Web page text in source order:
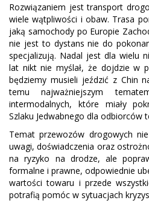
Rozwiązaniem jest transport
wiele wątpliwości i obaw. Trasa
jaką samochody po Europie
nie jest to dystans nie do
specjalizują. Nadal jest dla wielu
lat nikt nie myślał, że dojdzie w
będziemy musieli jeździć z Chin
temu najważniejszym
intermodalnych, które miały
Szlaku Jedwabnego dla odbiorców
Temat przewozów drogowych
uwagi, doświadczenia oraz
na ryzyko na drodze, ale
formalne i prawne, odpowiednie
wartości towaru i przede
potrafią pomóc w sytuacjach